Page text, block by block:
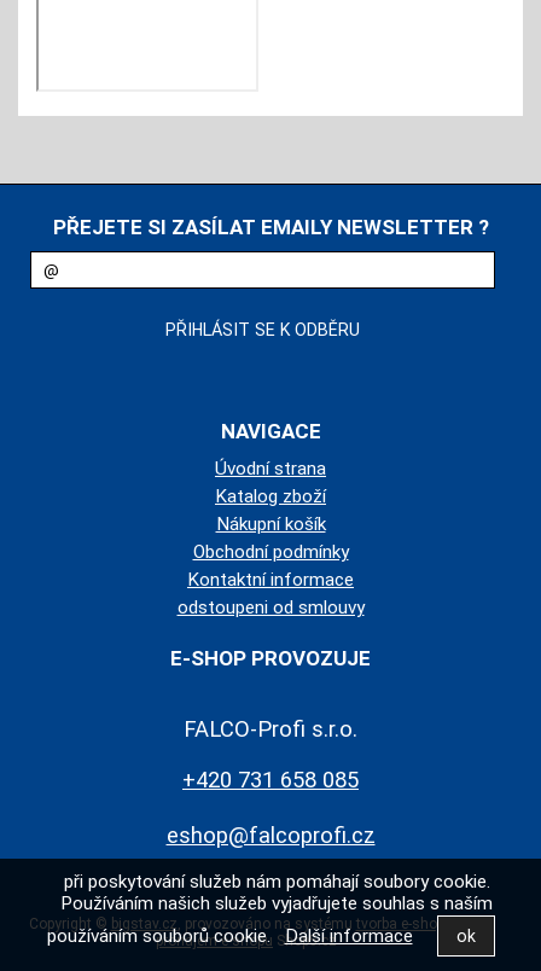
PŘEJETE SI ZASÍLAT EMAILY NEWSLETTER ?
NAVIGACE
Úvodní strana
Katalog zboží
Nákupní košík
Obchodní podmínky
Kontaktní informace
odstoupeni od smlouvy
E-SHOP PROVOZUJE
FALCO-Profi s.r.o.
+420 731 658 085
eshop@falcoprofi.cz
Copyright © bigstav.cz, provozováno na systému tvorba e-shopu
pronájem e-shopu Shop5.cz
při poskytování služeb nám pomáhají soubory cookie.
Používáním našich služeb vyjadřujete souhlas s naším
používáním souborů cookie.Další informace